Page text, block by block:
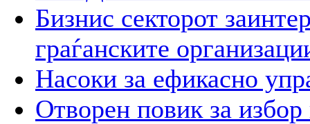
Бизнис секторот
граѓанските
Насоки за ефикасно
Отворен повик за избор